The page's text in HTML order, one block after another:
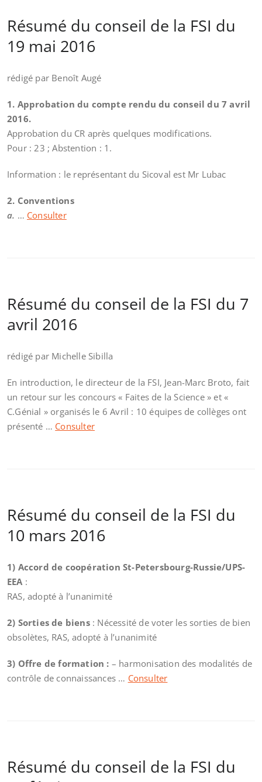
Résumé du conseil de la FSI du
19 mai 2016
rédigé par Benoît Augé
1. Approbation du compte rendu du conseil du 7 avril
2016.
Approbation du CR après quelques modifications.
Pour : 23 ; Abstention : 1.
Information : le représentant du Sicoval est Mr Lubac
2. Conventions
a. … Consulter
Résumé du conseil de la FSI du 7
avril 2016
rédigé par Michelle Sibilla
En introduction, le directeur de la FSI, Jean-Marc Broto, fait
un retour sur les concours « Faites de la Science » et «
C.Génial » organisés le 6 Avril : 10 équipes de collèges ont
présenté … Consulter
Résumé du conseil de la FSI du
10 mars 2016
1) Accord de coopération St-Petersbourg-Russie/UPS-
EEA:
RAS, adopté à l’unanimité
2) Sorties de biens: Nécessité de voter les sorties de bien
obsolètes, RAS, adopté à l’unanimité
3) Offre de formation : – harmonisation des modalités de
contrôle de connaissances … Consulter
Résumé du conseil de la FSI du